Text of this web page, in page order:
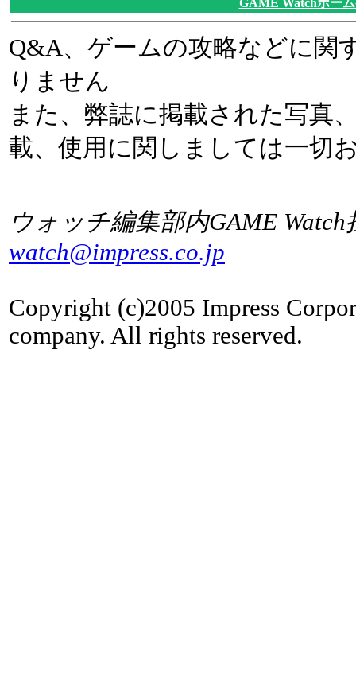
GAME Watchホー
Q&A、ゲームの攻略などに関
りません
また、弊誌に掲載された写真
載、使用に関しましては一切
ウォッチ編集部内GAME Watch
watch@impress.co.jp
Copyright (c)2005 Impress
company. All rights reserved.